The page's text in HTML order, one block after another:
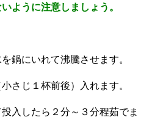
ように注意しましょう。
鍋にいれて沸騰させます。
さじ１杯前後）入れます。
入したら２分～３分程茹でま